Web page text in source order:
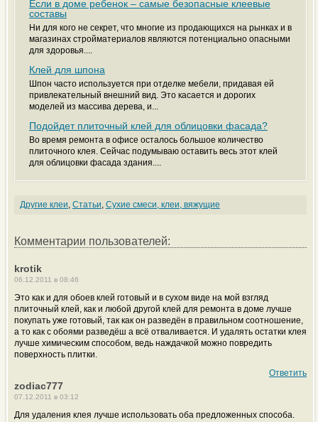
Если в доме ребенок – самые безопасные клеевые
составы
Ни для кого не секрет, что многие из продающихся на рынках и в
магазинах стройматериалов являются потенциально опасными
для здоровья....
Клей для шпона
Шпон часто используется при отделке мебели, придавая ей
привлекательный внешний вид. Это касается и дорогих
моделей из массива дерева, и...
Подойдет плиточный клей для облицовки фасада?
Во время ремонта в офисе осталось большое количество
плиточного клея. Сейчас подумываю оставить весь этот клей
для облицовки фасада здания....
Другие клеи, Статьи, Сухие смеси, клеи, вяжущие
Комментарии пользователей:
krotik
06.12.2011 в 08:46
Это как и для обоев клей готовый и в сухом виде на мой взгляд
плиточный клей, как и любой другой клей для ремонта в доме лучше
покупать уже готовый, так как он разведён в правильном соотношение,
а то как с обоями разведёш а всё отваливается. И удалять остатки клея
лучше химическим способом, ведь наждачкой можно повредить
поверхность плитки.
Ответить
zodiac777
07.12.2011 в 03:12
Для удаления клея лучше использовать оба предложенных способа.